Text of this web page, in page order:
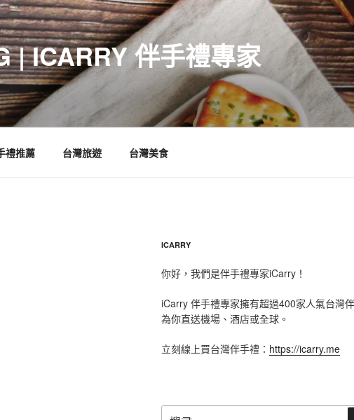
| ICARRY 伴手禮專家
禮推薦 台灣旅遊 台灣美食
ICARRY
你好，我們是伴手禮專家iCarry！
iCarry 伴手禮專家擁有超過400家人氣台灣
為你直送機場、酒店或全球。
立刻線上買台灣伴手禮： https://icarry.me